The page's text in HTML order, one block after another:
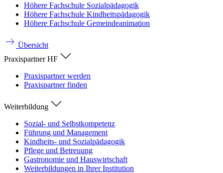
Höhere Fachschule Sozialpädagogik
Höhere Fachschule Kindheitspädagogik
Höhere Fachschule Gemeindeanimation
Übersicht
Praxispartner HF
Praxispartner werden
Praxispartner finden
Weiterbildung
Sozial- und Selbstkompetenz
Führung und Management
Kindheits- und Sozialpädagogik
Pflege und Betreuung
Gastronomie und Hauswirtschaft
Weiterbildungen in Ihrer Institution